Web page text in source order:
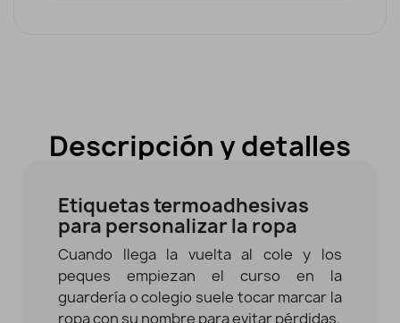
Descripción y detalles
Etiquetas termoadhesivas
para personalizar la ropa
Cuando llega la vuelta al cole y los
peques empiezan el curso en la
guardería o colegio suele tocar marcar la
ropa con su nombre para evitar pérdidas.